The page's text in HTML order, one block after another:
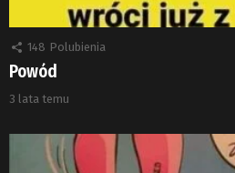
148 Polubienia
Powód
3 lata temu